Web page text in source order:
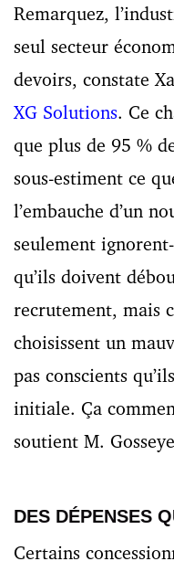
Remarquez,
seul secteur
devoirs, constate
XG Solutions. Ce
que plus de 95 %
sous-estiment ce
l’embauche d’un
seulement
qu’ils doivent
recrutement, mais
choisissent un
pas conscients
initiale. Ça
soutient M.
DES DÉPENSES
Certains